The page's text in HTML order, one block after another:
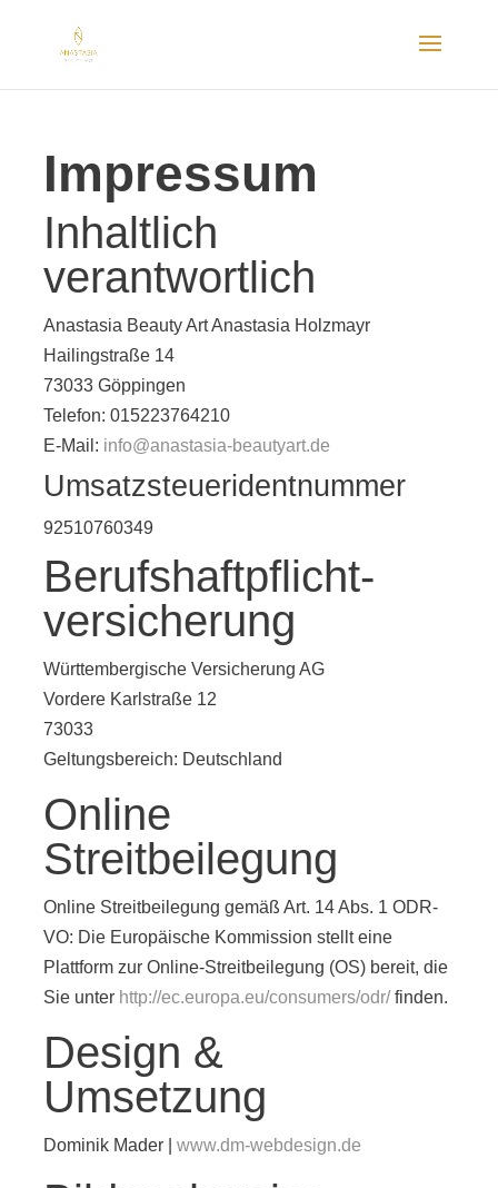
Impressum
Inhaltlich
verantwortlich
Anastasia Beauty Art Anastasia Holzmayr
Hailingstraße 14
73033 Göppingen
Telefon: 015223764210
E-Mail: info@anastasia-beautyart.de
Umsatzsteueridentnummer
92510760349
Berufshaftpflicht-
versicherung
Württembergische Versicherung AG
Vordere Karlstraße 12
73033
Geltungsbereich: Deutschland
Online
Streitbeilegung
Online Streitbeilegung gemäß Art. 14 Abs. 1 ODR-
VO: Die Europäische Kommission stellt eine
Plattform zur Online-Streitbeilegung (OS) bereit, die
Sie unter http://ec.europa.eu/consumers/odr/finden.
Design &
Umsetzung
Dominik Mader | www.dm-webdesign.de